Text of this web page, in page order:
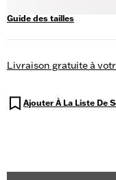
Guide des tailles
Livraison gratuite à
Ajouter À La Liste De